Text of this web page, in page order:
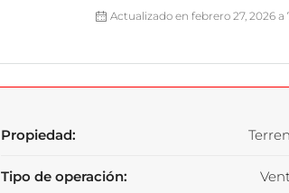
Actualizado en febrero 27, 2026 a
Propiedad:
Tipo de operación: